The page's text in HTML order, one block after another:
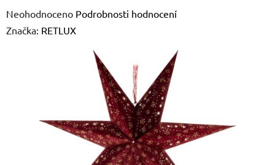
Průměrné
hodnocení
hvězdiček.
Neohodnoceno Podrobnosti hodnocení
Značka: RETLUX